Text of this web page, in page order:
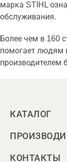
марка STIHL
обслуживания.
Более чем в 160
помогает людям
производителем
КАТАЛОГ
КОНТАКТЫ